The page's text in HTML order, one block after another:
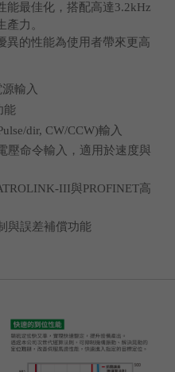
能最佳化，搭配高達3.2kHz
力。
異的性能為使用者帶來更高
輸入
能
dir, CW/CCW)輸入
壓命令輸入，適用於速度與
III與PROFINET高
與誤差補償功能